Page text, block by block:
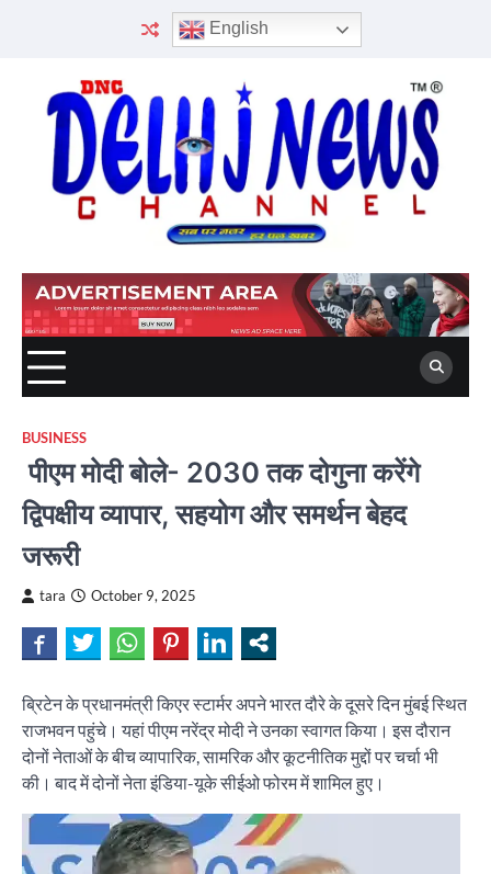
English
BUSINESS
पीएम मोदी बोले- 2030 तक दोगुना करेंगे
द्विपक्षीय व्यापार, सहयोग और समर्थन बेहद
जरूरी
tara October 9, 2025
ब्रिटेन के प्रधानमंत्री किएर स्टार्मर अपने भारत दौरे के दूसरे दिन मुंबई स्थित
राजभवन पहुंचे। यहां पीएम नरेंद्र मोदी ने उनका स्वागत किया। इस दौरान
दोनों नेताओं के बीच व्यापारिक, सामरिक और कूटनीतिक मुद्दों पर चर्चा भी
की। बाद में दोनों नेता इंडिया-यूके सीईओ फोरम में शामिल हुए।